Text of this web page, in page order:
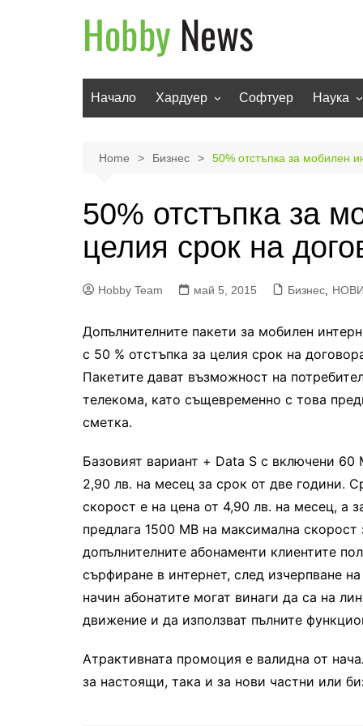
Начало Хардуер
Телевизори
Фото и видео
Софтуер Наука
Роботи
Home Бизнес 50% отстъпка за мобилен
50% отстъпка за
целия срок на
Hobby Team май 5, 2015 Бизнес
Допълнителните пакети за мобилен
с 50 % отстъпка за целия срок на
Пакетите дават възможност на
телекома, като същевременно с това
сметка.
Базовият вариант + Data S с включени 60
2,90 лв. на месец за срок от две години.
скорост е на цена от 4,90 лв. на месец, а
предлага 1500 МВ на максимална скорост
допълнителните абонаменти клиентите
сърфиране в интернет, след изчерпване
начин абонатите могат винаги да са на
движение и да използват пълните
Атрактивната промоция е валидна от
за настоящи, така и за нови частни или